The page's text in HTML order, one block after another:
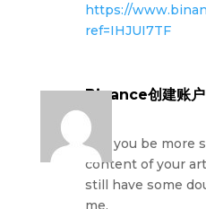
https://
ref=IHJUI7TF
Binance创建账户
am
Can you be more
content of your
still have some
me.